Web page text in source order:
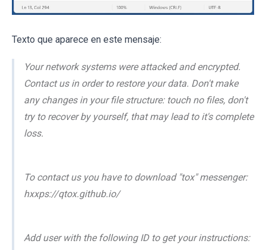
Texto que aparece en este mensaje:
Your network systems were attacked and encrypted.
Contact us in order to restore your data. Don't make
any changes in your file structure: touch no files, don't
try to recover by yourself, that may lead to it's complete
loss.
To contact us you have to download "tox" messenger:
hxxps://qtox.github.io/
Add user with the following ID to get your instructions: